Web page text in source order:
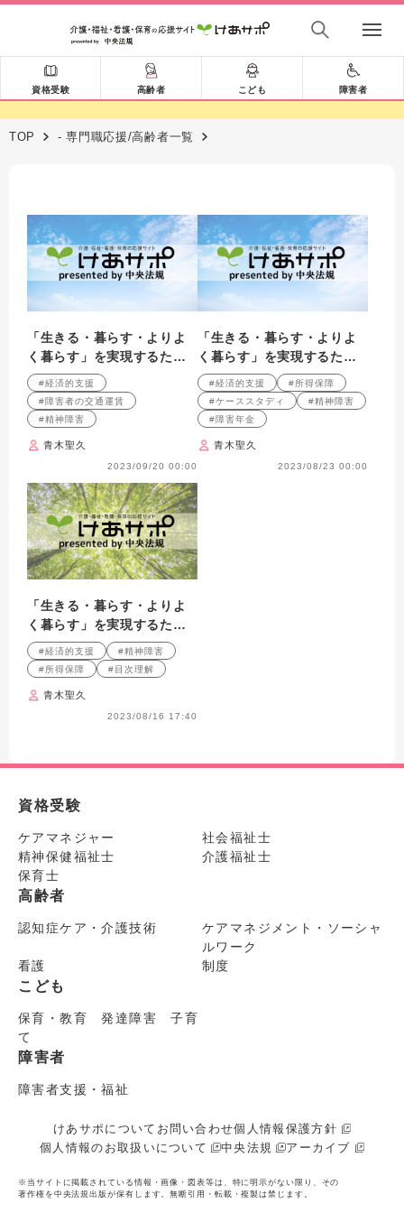
資格受験 高齢者 こども 障害者
TOP - 専門職応援/高齢者一覧
「生きる・暮らす・よりよ
く暮らす」を実現するため
の経済的支援 第6回 交通
運賃の割引―鉄軌道に焦点
をあてて
#経済的支援
#障害者の交通運賃
#精神障害
青木聖久
2023/09/20 00:00
「生きる・暮らす・よりよ
く暮らす」を実現するため
の経済的支援 第2回 所得
保障の整理と活用の実際
#経済的支援
#所得保障
#ケーススタディ
#精神障害
#障害年金
青木聖久
2023/08/23 00:00
「生きる・暮らす・よりよ
く暮らす」を実現するため
の経済的支援 第1回
#経済的支援
#精神障害
#所得保障
#目次理解
青木聖久
2023/08/16 17:40
資格受験
ケアマネジャー
社会福祉士
精神保健福祉士
介護福祉士
保育士
高齢者
認知症ケア・介護技術
ケアマネジメント・ソーシャ
ルワーク
看護
制度
こども
保育・教育 発達障害 子育
て
障害者
障害者支援・福祉
けあサポについて お問い合わせ個人情報保護方針
個人情報のお取扱いについて
中央法規 アーカイブ
※当サイトに掲載されている情報・画像・図表等は、特に明示がない限り、その
著作権を中央法規出版が保有します。無断引用・転載・複製は禁じます。